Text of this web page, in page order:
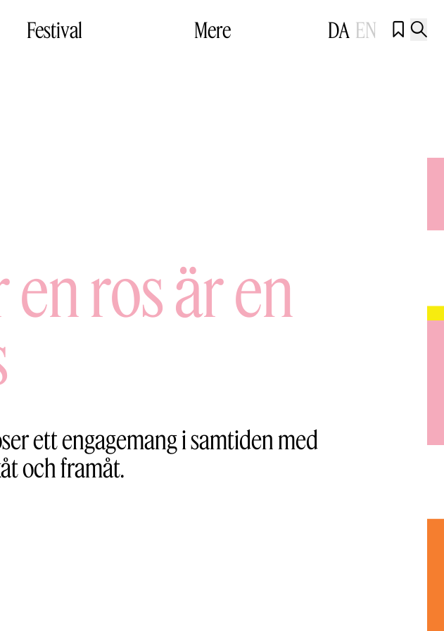
Festival Mere DA EN  
en ros är en
ett engagemang i samtiden med
och framåt.